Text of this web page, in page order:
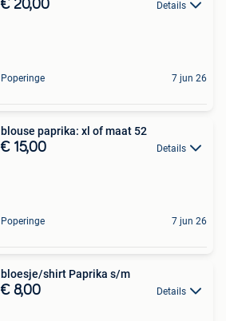
€ 20,00 Details
Poperinge 7 jun 26
blouse paprika: xl of maat 52
€ 15,00 Details
Poperinge 7 jun 26
bloesje/shirt Paprika s/m
€ 8,00 Details